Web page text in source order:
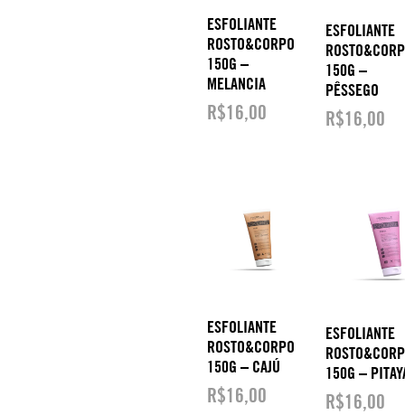
ESFOLIANTE
ROSTO&CORPO
150G –
MELANCIA
R$16,00
ESFOLIANTE
150G –
PÊSSEGO
R$16,00
ESFOLIANTE
ROSTO&CORPO
150G – CAJÚ
R$16,00
ESFOLIANTE
150G –
R$16,00